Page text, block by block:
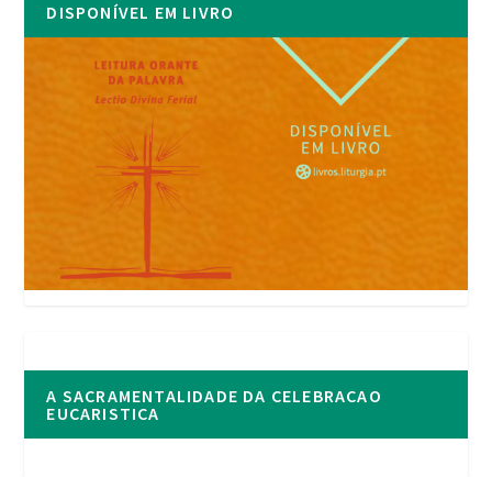
DISPONÍVEL EM LIVRO
A SACRAMENTALIDADE DA CELEBRACAO
EUCARISTICA